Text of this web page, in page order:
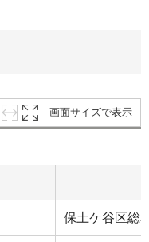
画面サイズで表示
保土ケ谷区総